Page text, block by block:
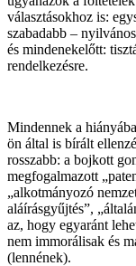
választásokhoz is:
szabadabb –
és mindenekelőtt:
rendelkezésre.
Mindennek a
ön által is bírált
rosszabb: a bojkott
megfogalmazott
„alkotmányozó
aláírásgyűjtés”,
az, hogy egyaránt
nem immorálisak és
(lennének).